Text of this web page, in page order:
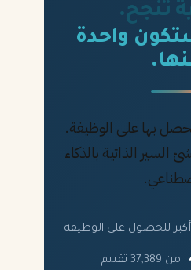
تنجح.
واحدة
بها على الوظيفة.
السير الذاتية بالذكاء
للحصول على الوظيفة
من 37,389 تقييم